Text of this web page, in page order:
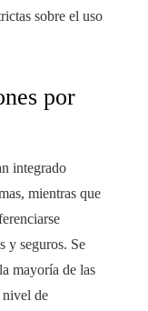
sobre el uso
por
integrado
mientras que
y seguros. Se
mayoría de las
nivel de